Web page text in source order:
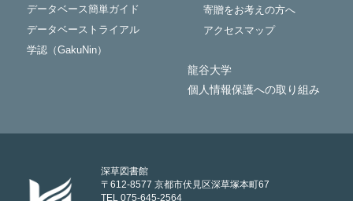
データベース簡単ガイド
データベーストライアル
学認（GakuNin）
寄贈をお考えの方へ
アクセスマップ
龍谷大学
個人情報保護への取り組み
深草図書館
〒612-8577 京都市伏見区深草塚本町67
TEL 075-645-2564